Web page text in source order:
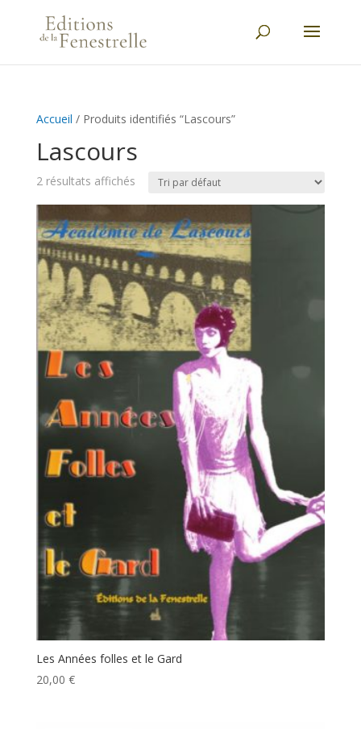
Accueil / Produits identifiés “Lascours”
Lascours
2 résultats affichés
Les Années folles et le Gard
20,00 €